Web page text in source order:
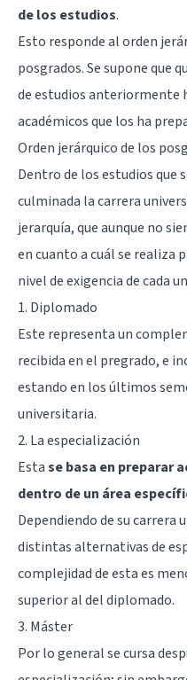
de los estudios.
Esto responde al orden
posgrados. Se supone que
de estudios anteriormente
académicos que los ha
Orden jerárquico de los
Dentro de los estudios que
culminada la carrera
jerarquía, que aunque no
en cuanto a cuál se realiza
nivel de exigencia de cada
1. Diplomado
Este representa un
recibida en el pregrado, e
estando en los últimos
universitaria.
2. La especialización
Estase basa en preparar
dentro de un área
Dependiendo de su
distintas alternativas de
complejidad de esta es
superior al del diplomado.
3. Máster
Por lo general se cursa